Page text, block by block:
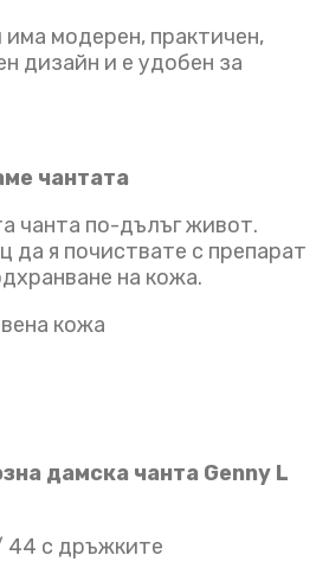
модерен, практичен,
дизайн и е удобен за
чантата
чанта по-дълъг живот.
да я почиствате с препарат
на кожа.
кожа
дамска чанта Genny L
44 с дръжките